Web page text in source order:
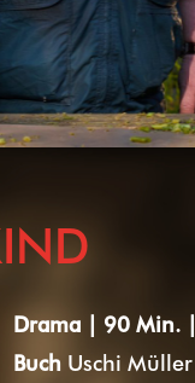
Drama | 90 Min.
Buch Uschi Müller